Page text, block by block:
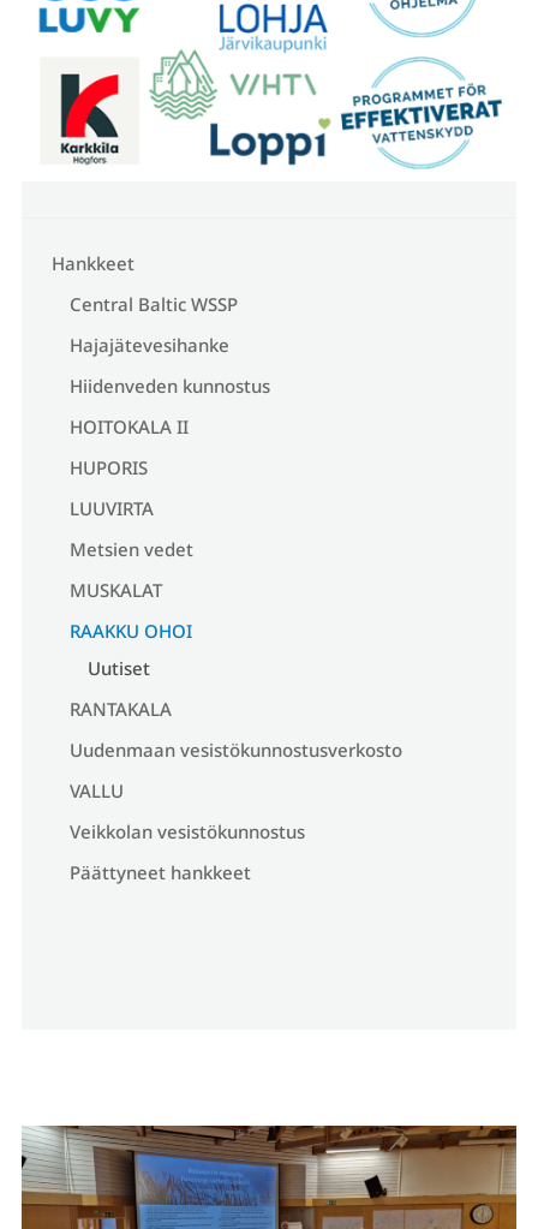
Hankkeet
Central Baltic WSSP
Hajajätevesihanke
Hiidenveden kunnostus
HOITOKALA II
HUPORIS
LUUVIRTA
Metsien vedet
MUSKALAT
RAAKKU OHOI
Uutiset
RANTAKALA
Uudenmaan vesistökunnostusverkosto
VALLU
Veikkolan vesistökunnostus
Päättyneet hankkeet